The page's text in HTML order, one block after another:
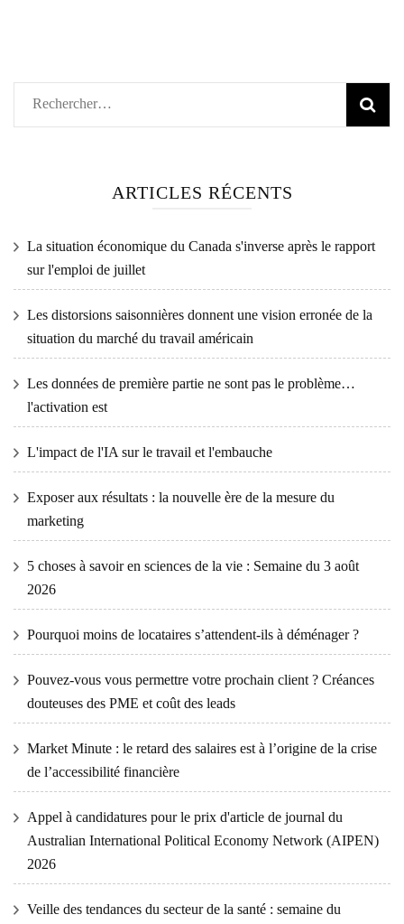
Rechercher :
ARTICLES RÉCENTS
La situation économique du Canada s'inverse après le rapport
sur l'emploi de juillet
Les distorsions saisonnières donnent une vision erronée de la
situation du marché du travail américain
Les données de première partie ne sont pas le problème…
l'activation est
L'impact de l'IA sur le travail et l'embauche
Exposer aux résultats : la nouvelle ère de la mesure du
marketing
5 choses à savoir en sciences de la vie : Semaine du 3 août
2026
Pourquoi moins de locataires s’attendent-ils à déménager ?
Pouvez-vous vous permettre votre prochain client ? Créances
douteuses des PME et coût des leads
Market Minute : le retard des salaires est à l’origine de la crise
de l’accessibilité financière
Appel à candidatures pour le prix d'article de journal du
Australian International Political Economy Network (AIPEN)
2026
Veille des tendances du secteur de la santé : semaine du